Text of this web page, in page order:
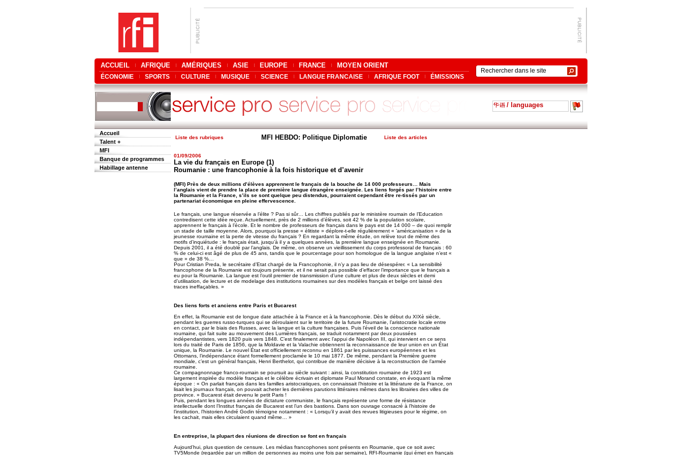
ACCUEIL AFRIQUE AMÉRIQUES ASIE EUROPE FRANCE MOYEN ORIENT
ÉCONOMIE SPORTS CULTURE MUSIQUE SCIENCE LANGUE FRANCAISE AFRIQUE FOOT ÉMISSIONS
/ languages
Accueil
Talent +
MFI
Banque de programmes
Habillage antenne
Liste des rubriques MFI HEBDO: Politique Diplomatie Liste des articles
01/09/2006
La vie du français en Europe (1)
Roumanie : une francophonie à la fois historique et d’avenir
(MFI) Près de deux millions d’élèves apprennent le français de la bouche de 14 000 professeurs… Mais
l’anglais vient de prendre la place de première langue étrangère enseignée. Les liens forgés par l’histoire entre
la Roumanie et la France, s’ils se sont quelque peu distendus, pourraient cependant être re-tissés par un
partenariat économique en pleine effervescence.
Le français, une langue réservée a l’élite ? Pas si sûr… Les chiffres publiés par le ministère roumain de l’Education
contredisent cette idée reçue. Actuellement, près de 2 millions d’élèves, soit 42 % de la population scolaire,
apprennent le français à l’école. Et le nombre de professeurs de français dans le pays est de 14 000 – de quoi remplir
un stade de taille moyenne. Alors, pourquoi la presse « élitiste » déplore-t-elle régulièrement « ’américanisation » de la
jeunesse roumaine et la perte de vitesse du français ? En regardant la même étude, on relève tout de même des
motifs d’inquiétude : le français était, jusqu’à il y a quelques années, la première langue enseignée en Roumanie.
Depuis 2001, il a été doublé par l’anglais. De même, on observe un vieillissement du corps professoral de français : 60
% de celui-ci est âgé de plus de 45 ans, tandis que le pourcentage pour son homologue de la langue anglaise n’est «
que » de 38 %…
Pour Cristian Preda, le secrétaire d’Etat chargé de la Francophonie, il n’y a pas lieu de désespérer. « La sensibilité
francophone de la Roumanie est toujours présente, et il ne serait pas possible d’effacer l’importance que le français a
eu pour la Roumanie. La langue est l’outil premier de transmission d’une culture et plus de deux siècles et demi
d’utilisation, de lecture et de modelage des institutions roumaines sur des modèles français et belge ont laissé des
traces ineffaçables. »
Des liens forts et anciens entre Paris et Bucarest
En effet, la Roumanie est de longue date attachée à la France et à la francophonie. Dès le début du XIXè siècle,
pendant les guerres russo-turques qui se déroulaient sur le territoire de la future Roumanie, l’aristocratie locale entre
en contact, par le biais des Russes, avec la langue et la culture françaises. Puis l’éveil de la conscience nationale
roumaine, qui fait suite au mouvement des Lumières français, se traduit notamment par deux poussées
indépendantistes, vers 1820 puis vers 1848. C’est finalement avec l’appui de Napoléon III, qui intervient en ce sens
lors du traité de Paris de 1856, que la Moldavie et la Valachie obtiennent la reconnaissance de leur union en un État
unique, la Roumanie. Le nouvel État est officiellement reconnu en 1861 par les puissances européennes et les
Ottomans, l’indépendance étant formellement proclamée le 10 mai 1877. De même, pendant la Première guerre
mondiale, c’est un général français, Henri Berthelot, qui contribue de manière décisive à la reconstruction de l’armée
roumaine.
Ce compagnonnage franco-roumain se poursuit au siècle suivant : ainsi, la constitution roumaine de 1923 est
largement inspirée du modèle français et le célèbre écrivain et diplomate Paul Morand constate, en évoquant la même
époque : « On parlait français dans les familles aristocratiques, on connaissait l’histoire et la littérature de la France, on
lisait les journaux français, on pouvait acheter les dernières parutions littéraires mêmes dans les librairies des villes de
province. » Bucarest était devenu le petit Paris !
Puis, pendant les longues années de dictature communiste, le français représente une forme de résistance
intellectuelle dont l’Institut français de Bucarest est l’un des bastions. Dans son ouvrage consacré à l’histoire de
l’institution, l’historien André Godin témoigne notamment : « Lorsqu’il y avait des revues litigieuses pour le régime, on
les cachait, mais elles circulaient quand même… »
En entreprise, la plupart des réunions de direction se font en français
Aujourd’hui, plus question de censure. Les médias francophones sont présents en Roumanie, que ce soit avec
TV5Monde (regardée par un million de personnes au moins une fois par semaine), RFI-Roumanie (qui émet en français